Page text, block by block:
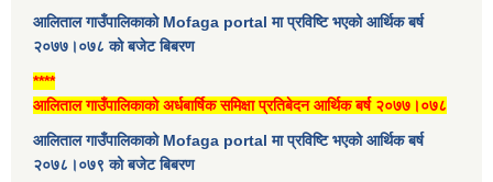
आलिताल गाउँपालिकाको Mofaga portal मा प्रविष्टि भएको आर्थिक बर्ष
२०७७।०७८ को बजेट बिबरण
****
आलिताल गाउँपालिकाको अर्धबार्षिक समिक्षा प्रतिबेदन आर्थिक बर्ष २०७७।०७८
आलिताल गाउँपालिकाको Mofaga portal मा प्रविष्टि भएको आर्थिक बर्ष
२०७८।०७९ को बजेट बिबरण